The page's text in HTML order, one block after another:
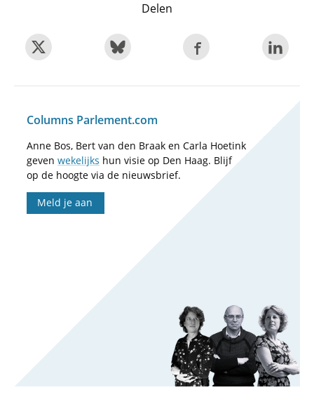
Delen
Columns Parlement.com
Anne Bos, Bert van den Braak en Carla Hoetink
geven wekelijks hun visie op Den Haag. Blijf
op de hoogte via de nieuwsbrief.
Meld je aan